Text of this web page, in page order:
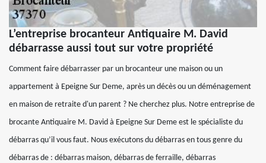
L’entreprise brocanteur Antiquaire M. David
débarrasse aussi tout sur votre propriété
Comment faire débarrasser par un brocanteur une maison ou un
appartement à Epeigne Sur Deme, après un décès ou un déménagement
en maison de retraite d'un parent ? Ne cherchez plus. Notre entreprise de
brocante Antiquaire M. David à Epeigne Sur Deme est le spécialiste du
débarras qu’il vous faut. Nous exécutons du débarras en tous genre du
débarras de : débarras maison, débarras de ferraille, débarras